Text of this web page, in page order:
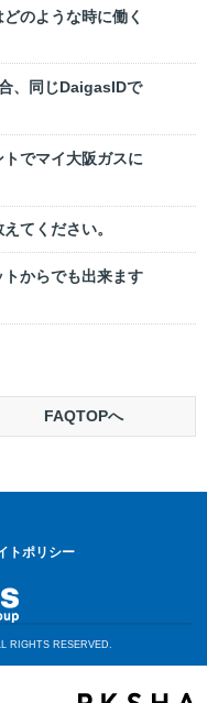
のような時に働く
、同じDaigasIDで
でマイ大阪ガスに
てください。
からでも出来ます
FAQTOPへ
トポリシー
RIGHTS RESERVED.